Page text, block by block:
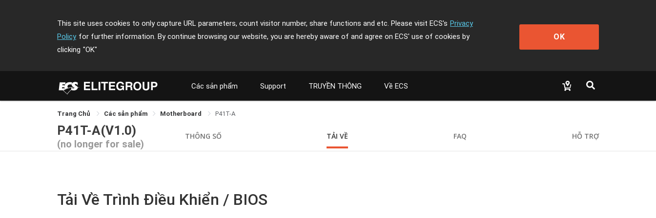
This site uses cookies to only capture URL parameters, count visitor number, share functions and etc. Please visit ECS's Privacy
Policy for further information. By continue browsing our website, you are hereby aware of and agree on ECS' use of cookies by
clicking "OK"
OK
Các sản phẩm Support TRUYỀN THÔNG Về ECS
Trang Chủ Các sản phẩm Motherboard P41T-A
P41T-A(V1.0)
(no longer for sale)
THÔNG SỐ TẢI VỀ FAQ HỖ TRỢ
Tải Về Trình Điều Khiển / BIOS